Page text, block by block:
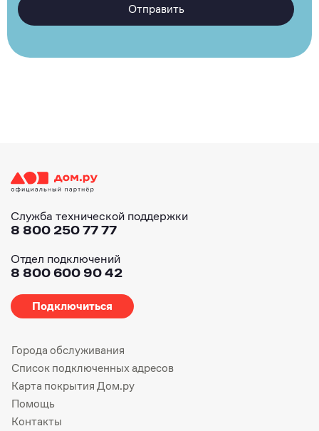
Отправить
Служба технической поддержки
8 800 250 77 77
Отдел подключений
8 800 600 90 42
Подключиться
Города обслуживания
Список подключенных адресов
Карта покрытия Дом.ру
Помощь
Контакты